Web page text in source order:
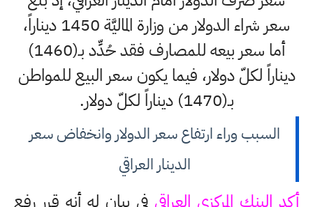
سعر شراء الدولار من وزارة الماليَّة 1450 ديناراً،
أما سعر بيعه للمصارف فقد حُدِّد بـ(1460)
ديناراً لكلّ دولار، فيما يكون سعر البيع للمواطن
بـ(1470) ديناراً لكلّ دولار.
السبب وراء ارتفاع سعر الدولار وانخفاض سعر
الدينار العراقي
أكد البنك المركزي العراقي في بيان له أنه قرر رفع